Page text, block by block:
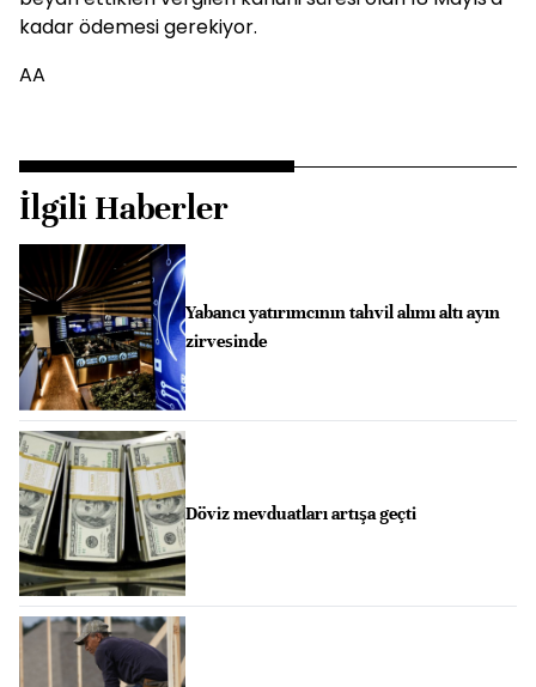
kadar ödemesi gerekiyor.
AA
İlgili Haberler
Yabancı yatırımcının tahvil alımı altı ayın
zirvesinde
Döviz mevduatları artışa geçti